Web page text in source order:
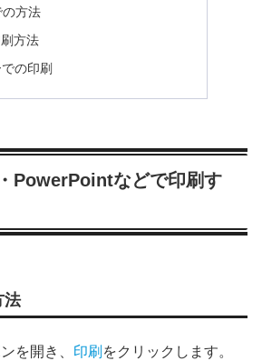
方法
方法
の印刷
PowerPointなどで印刷す
法
を開き、 印刷 をクリックします。